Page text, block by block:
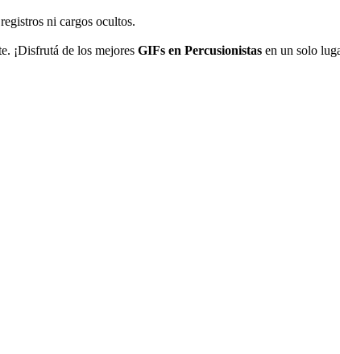
ni cargos ocultos.
¡Disfrutá de los mejores GIFs en Percusionistas en un solo